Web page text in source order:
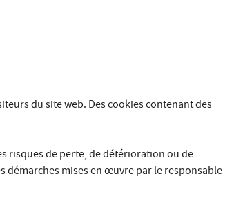
du site web. Des cookies contenant des
risques de perte, de détérioration ou de
démarches mises en œuvre par le responsable